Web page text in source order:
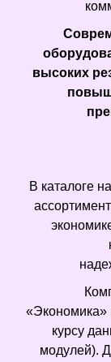
высоких
В каталоге
«Экономика»
курсу
модулей).